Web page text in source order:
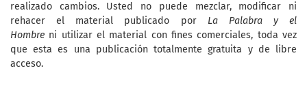
realizado cambios. Usted no puede mezclar, modificar ni
rehacer el material publicado por La Palabra y el
Hombre ni utilizar el material con fines comerciales, toda vez
que esta es una publicación totalmente gratuita y de libre
acceso.